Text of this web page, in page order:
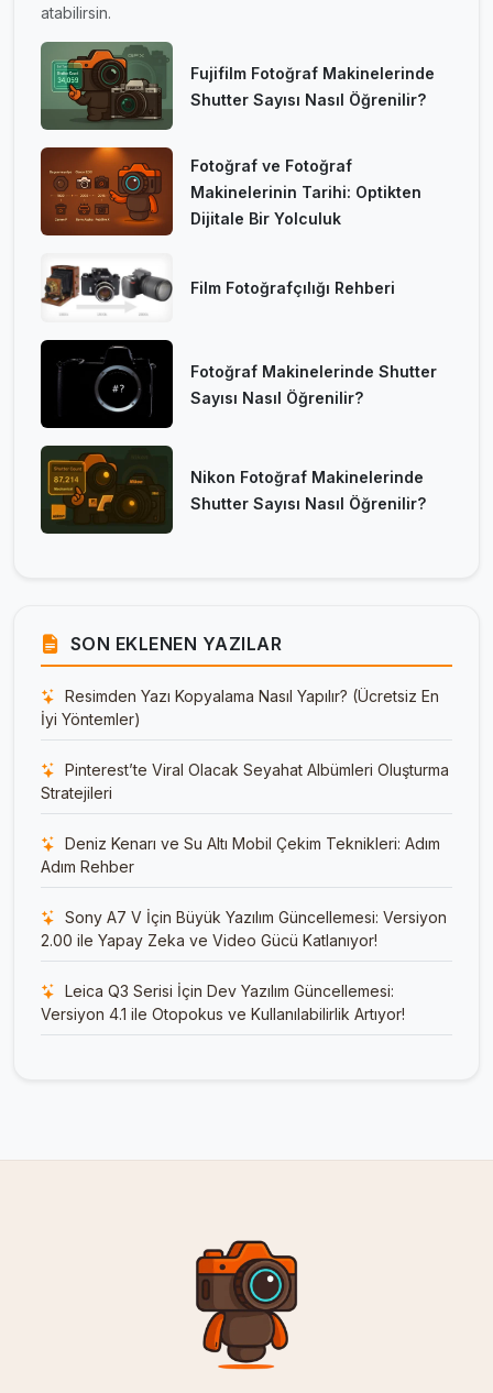
atabilirsin.
Fujifilm Fotoğraf Makinelerinde
Shutter Sayısı Nasıl Öğrenilir?
Fotoğraf ve Fotoğraf
Makinelerinin Tarihi: Optikten
Dijitale Bir Yolculuk
Film Fotoğrafçılığı Rehberi
Fotoğraf Makinelerinde Shutter
Sayısı Nasıl Öğrenilir?
Nikon Fotoğraf Makinelerinde
Shutter Sayısı Nasıl Öğrenilir?
SON EKLENEN YAZILAR
Resimden Yazı Kopyalama Nasıl Yapılır? (Ücretsiz En
İyi Yöntemler)
Pinterest’te Viral Olacak Seyahat Albümleri Oluşturma
Stratejileri
Deniz Kenarı ve Su Altı Mobil Çekim Teknikleri: Adım
Adım Rehber
Sony A7 V İçin Büyük Yazılım Güncellemesi: Versiyon
2.00 ile Yapay Zeka ve Video Gücü Katlanıyor!
Leica Q3 Serisi İçin Dev Yazılım Güncellemesi:
Versiyon 4.1 ile Otopokus ve Kullanılabilirlik Artıyor!